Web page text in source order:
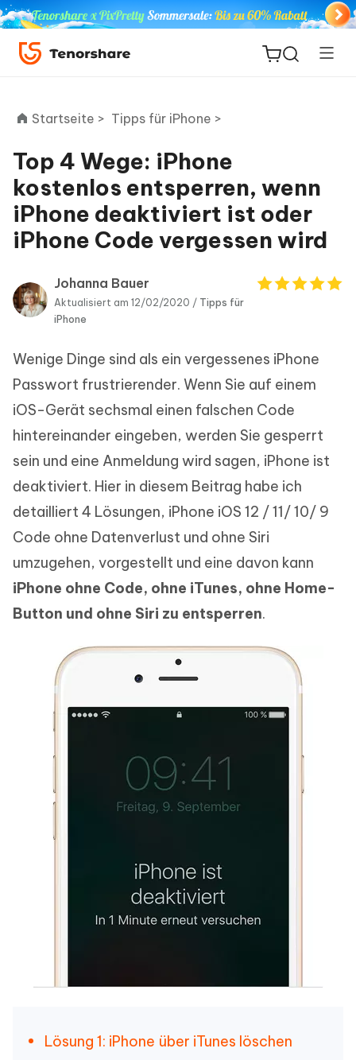
ReiBoot
for iOS
PDNob
Editor
Neu
iAnyGo
Startseite > Tipps für iPhone >
Top 4 Wege: iPhone
kostenlos entsperren, wenn
iPhone deaktiviert ist oder
iPhone Code vergessen wird
Johanna Bauer
Aktualisiert am 12/02/2020 / Tipps für
iPhone
Wenige Dinge sind als ein vergessenes iPhone
Passwort frustrierender. Wenn Sie auf einem
iOS-Gerät sechsmal einen falschen Code
hintereinander eingeben, werden Sie gesperrt
sein und eine Anmeldung wird sagen, iPhone ist
deaktiviert. Hier in diesem Beitrag habe ich
detailliert 4 Lösungen, iPhone iOS 12 / 11/ 10/ 9
Code ohne Datenverlust und ohne Siri
umzugehen, vorgestellt und eine davon kann
iPhone ohne Code, ohne iTunes, ohne Home-
Button und ohne Siri zu entsperren.
Lösung 1: iPhone über iTunes löschen